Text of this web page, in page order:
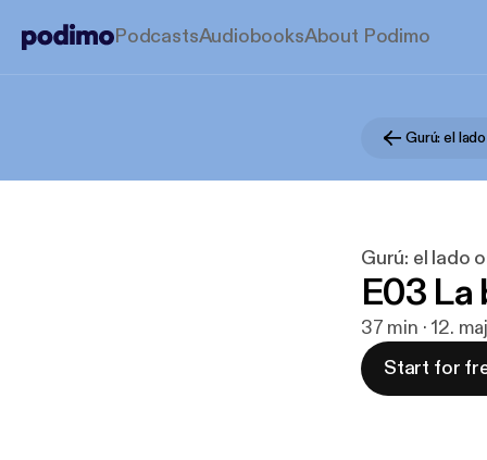
PodcastsAudiobooksAbout Podimo
Gurú: el lado
E03 La
37 min · 12.
Start for